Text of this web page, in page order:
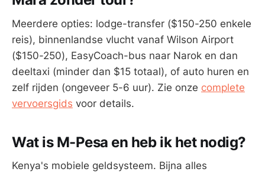
Meerdere opties: lodge-transfer ($150-250 enkele
reis), binnenlandse vlucht vanaf Wilson Airport
($150-250), EasyCoach-bus naar Narok en dan
deeltaxi (minder dan $15 totaal), of auto huren en
zelf rijden (ongeveer 5-6 uur). Zie onze complete
vervoersgids voor details.
Wat is M-Pesa en heb ik het nodig?
Kenya's mobiele geldsysteem. Bijna alles